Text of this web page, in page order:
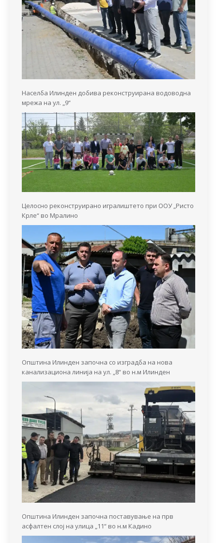
Населба Илинден добива реконструирана водоводна
мрежа на ул. „9“
Целосно реконструирано игралиштето при ООУ „Ристо
Крле“ во Мралино
Општина Илинден започна со изградба на нова
канализациона линија на ул. „8“ во н.м Илинден
Општина Илинден започна поставување на прв
асфалтен слој на улица „11“ во н.м Кадино